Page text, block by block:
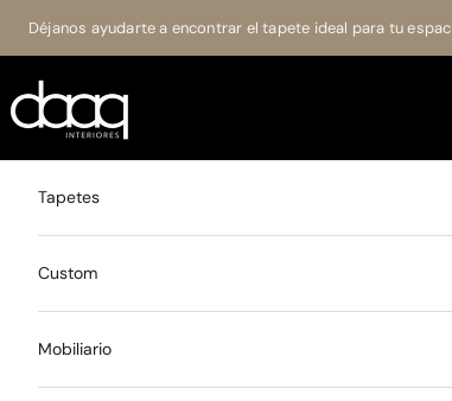
Déjanos ayudarte a encontrar el tapete ideal para tu
Daaq Interiores
Tapetes
Custom
Mobiliario